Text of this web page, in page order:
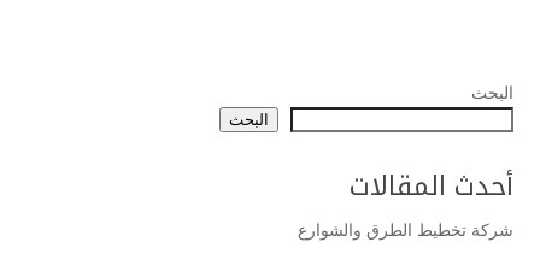
البحث
البحث
أحدث المقالات
شركة تخطيط الطرق والشوارع